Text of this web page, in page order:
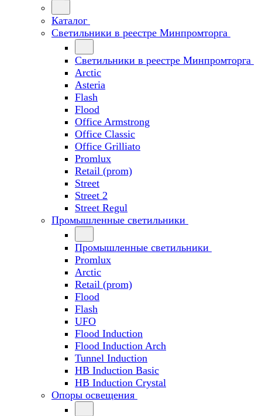
Каталог
Светильники в реестре Минпромторга
Светильники в реестре Минпромторга
Arctic
Asteria
Flash
Flood
Office Armstrong
Office Classic
Office Grilliato
Promlux
Retail (prom)
Street
Street 2
Street Regul
Промышленные светильники
Промышленные светильники
Promlux
Arctic
Retail (prom)
Flood
Flash
UFO
Flood Induction
Flood Induction Arch
Tunnel Induction
HB Induction Basic
HB Induction Crystal
Опоры освещения